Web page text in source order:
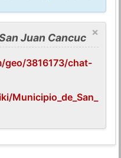
×
Juan Cancuc
3816173/chat-
Municipio_de_San_